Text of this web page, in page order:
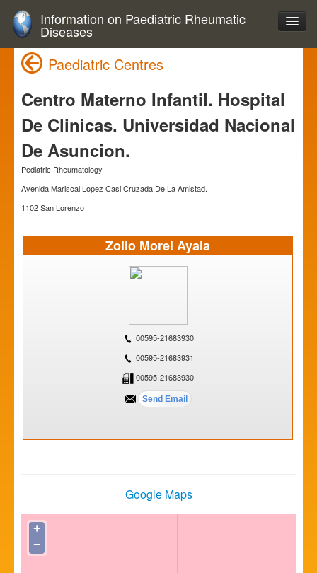
Information on Paediatric Rheumatic
Diseases
Paediatric Centres
Centro Materno Infantil. Hospital
De Clinicas. Universidad Nacional
De Asuncion.
Pediatric Rheumatology
Avenida Mariscal Lopez Casi Cruzada De La Amistad.
1102 San Lorenzo
Zoilo Morel Ayala
00595-21683930
00595-21683931
00595-21683930
Google Maps
+
−